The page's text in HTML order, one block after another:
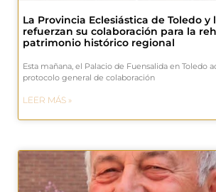
La Provincia Eclesiástica de Toledo y
refuerzan su colaboración para la
patrimonio histórico regional
Esta mañana, el Palacio de Fuensalida en Toledo
protocolo general de colaboración
LEER MÁS »